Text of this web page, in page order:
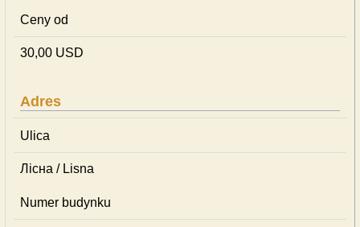
Ceny od
30,00 USD
Adres
Ulica
Лісна / Lisna
Numer budynku